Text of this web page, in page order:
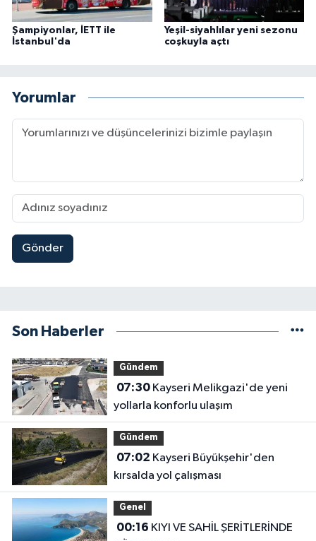
Şampiyonlar, İETT ile
İstanbul'da
Yeşil-siyahlılar yeni sezonu
coşkuyla açtı
Yorumlar
Gönder
Son Haberler
Gündem
07:30Kayseri Melikgazi'de yeni
yollarla konforlu ulaşım
Gündem
07:02
kırsalda yol çalışması
Genel
00:16